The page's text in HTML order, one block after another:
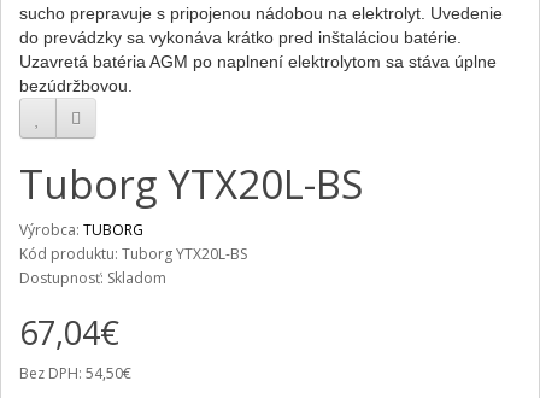
sucho prepravuje s pripojenou nádobou na elektrolyt. Uvedenie
do prevádzky sa vykonáva krátko pred inštaláciou batérie.
Uzavretá batéria AGM po naplnení elektrolytom sa stáva úplne
bezúdržbovou.
Tuborg YTX20L-BS
Výrobca: TUBORG
Kód produktu: Tuborg YTX20L-BS
Dostupnosť: Skladom
67,04€
Bez DPH: 54,50€